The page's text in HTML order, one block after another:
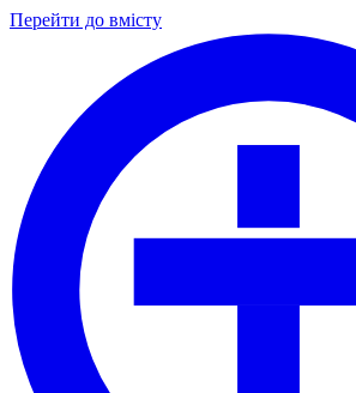
Перейти до вмісту